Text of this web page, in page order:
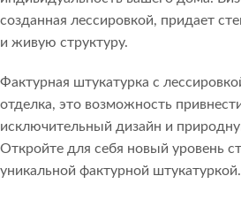
созданная лессировкой, придает
и живую структуру.
Фактурная штукатурка с
отделка, это возможность
исключительный дизайн и
Откройте для себя новый уровень
уникальной фактурной штукатуркой.